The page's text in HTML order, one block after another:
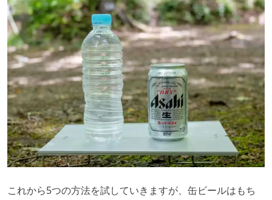
これから5つの方法を試していきますが、缶ビールはもち